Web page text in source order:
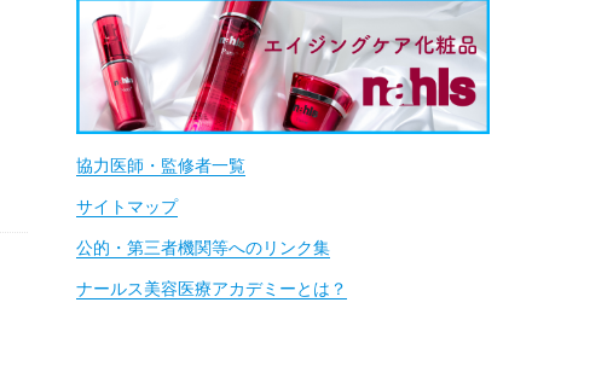
協力医師・監修者一覧
サイトマップ
公的・第三者機関等へのリンク集
ナールス美容医療アカデミーとは？